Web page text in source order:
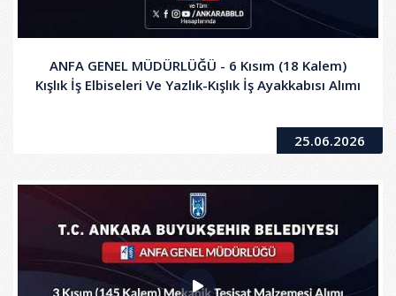
ANFA GENEL MÜDÜRLÜĞÜ - 6 Kısım (18 Kalem)
Kışlık İş Elbiseleri Ve Yazlık-Kışlık İş Ayakkabısı Alımı
25.06.2026